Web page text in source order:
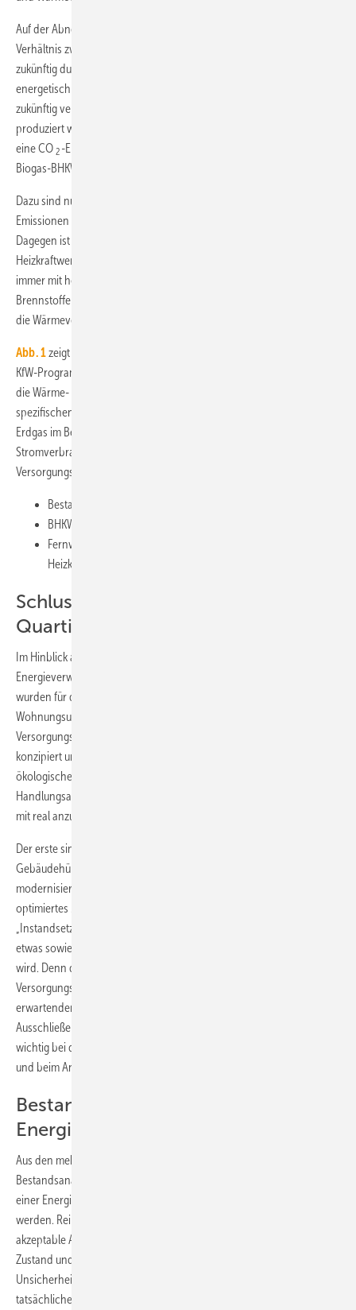
Auf der Abnehmerseite liegt im heutigen Gebäudebestand das
Verhältnis zwischen Wärme- und Stromverbrauch bei typisch 4 : 1,
zukünftig durch verbesserte Wärmedämmung von Neubauten und
energetisch modernisierte Bestandsbauten bei 2 : 1. Nur wenn Strom
zukünftig verstärkt dezentral und in Eigenerzeugung und -nutzung
produziert wird, ergeben sich Vorteile einer Kraft-Wärme-Kopplung für
eine CO 2 -Emissionsminderung, beispielsweise mit Erdgas- oder
Biogas-BHKW.
Dazu sind nur die direkten, bei der Erzeugung anfallenden CO
Emissionen respektive der konkrete Kohlenstoffeinsatz zu bilanzieren.
Dagegen ist der Einsatz von Kohle für Fernwärme und Strom aus
Heizkraftwerken gegenüber dem heutigen Strommix in Deutschland
immer mit höheren CO
Brennstoffen versorgten Systemen sowohl für die Strom- als auch für
die Wärmeversorgung verbunden.
Abb. 1 zeigt für das nachfolgend vorgestellte Quartier im Rahmen des
KfW-Programms 432 die nutzflächenbezogenen CO
die Wärme- und Stromversorgung von Mehrfamilienhäusern. Die
spezifischen Emissionen sind abhängig vom Endenergieverbrauch für
Erdgas im Bestand, einem als konstant angenommenen
Stromverbrauch von 40 kWh/(m
Versorgungskonzept:
Bestand Erdgasheizung und Strommix Deutschland
BHKW mit teilweiser Stromeigennutzung
Fernwärme und Strom aus einem mit Kohle befeuerten
Heizkraftwerk
Schlussfolgerungen für ein
Quartierskonzept in Hannover
Im Hinblick auf eine nachhaltige und ressourcenschonende
Energieverwendung unter den beschriebenen Grundforderungen
wurden für den Bestandsgebäudekomplex eines städtischen
Wohnungsunternehmens in Hannover verschiedene
Versorgungsarten für künftig umfassend modernisierte Gebäude
konzipiert und gegenübergestellt. Ziel ist, vor dem Hintergrund
ökologischer und ökonomischer Gesichtspunkte eine
Handlungsanweisung für ein flächendeckendes Versorgungskonzept
mit real anzustrebenden CO
Der erste sinnvolle Schritt ist, bei anstehenden Sanierungen die
Gebäudehüllen quartiersübergreifend umfassend energetisch so zu
modernisieren, dass der Wärmebedarf zunächst auf ein wirtschaftlich
optimiertes Minimum reduziert wird. Dieses Konzept der
„Instandsetzungsmodernisierung“ wird immer dann empfohlen, wenn
etwas sowieso angefasst oder sogar durch Förderung vorgezogen
wird. Denn die darauf folgende Planung unterschiedlicher
Versorgungsvarianten ist nur dann überzeugend, wenn sie auf den zu
erwartenden, geringeren Wärmebedarf ausgelegt sind. Das
Ausschließen von Überdimensionierung im Vorfeld ist besonders
wichtig bei der Nah- oder Fernwärmeversorgung mittels Insel-BHKW
und beim Anschluss an ein in der Nähe vorhandenes Fernwärmenetz.
Bestandsaufnahme mit der
Energieanalyse aus dem Verbrauch
Aus den mehrjährigen Erfahrungen der Verfasser sollte eine
Bestandsanalyse nur auf Basis tatsächlicher Verbrauchswerte mit
einer Energieanalyse aus dem Verbrauch (E-A-V) durchgeführt
werden. Rein bedarfsorientierte Methoden liefern meist nicht
akzeptable Abweichungen zwischen Bedarf und Verbrauch im Ist-
Zustand und in den Modernisierungsvarianten [2]. Solche
Unsicherheiten können zu einer hohen Fehleinschätzung des
tatsächlichen Einsparpotenzials führen.